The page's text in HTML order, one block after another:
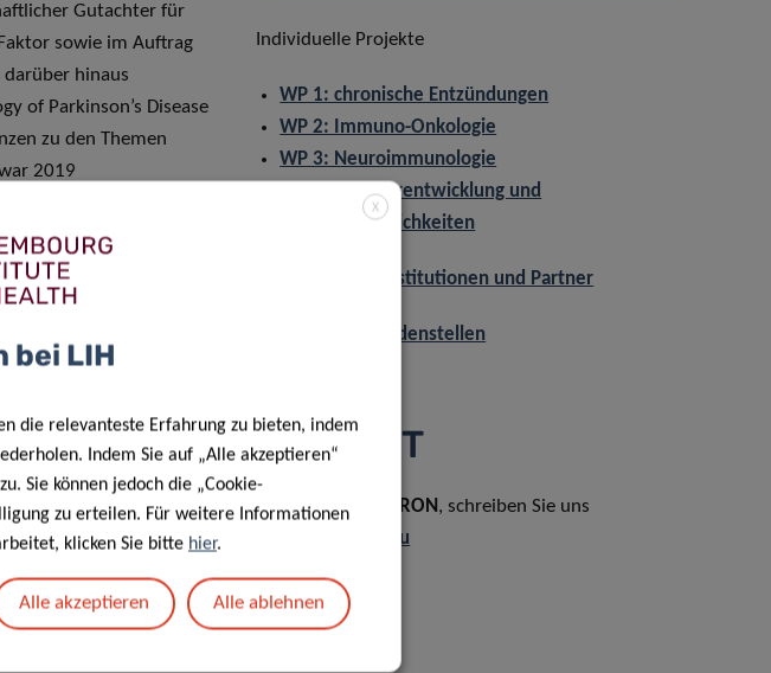
Gutachter für
sowie im Auftrag
hinaus
of Parkinson’s Disease
zu den Themen
2019
und
Als Hochschullehrer
(PhD) während ihrer
(PhD) und
das
für die
das
aus dem
Biology
an der Tianjin
er (mit einer
Individuelle Projekte
WP 1: chronische Entzündungen
WP 2: Immuno-Onkologie
WP 3: Neuroimmunologie
Berufliche Weiterentwicklung und
Ausbildungsmöglichkeiten
Aufnehmende Institutionen und Partner
Offene Doktorandenstellen
KONTAKT
Für Fragen zu TRON, schreiben Sie uns
i2TRON@lih.lu
X
bei LIH
die relevanteste Erfahrung zu bieten, indem
Indem Sie auf „Alle akzeptieren“
Sie können jedoch die „Cookie-
zu erteilen. Für weitere Informationen
klicken Sie bitte hier.
Alle akzeptieren Alle ablehnen